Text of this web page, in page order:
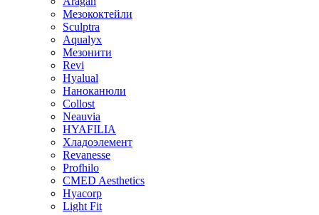
Мезококтейли
Sculptra
Aqualyx
Мезонити
Revi
Hyalual
Наноканюли
Collost
Neauvia
HYAFILIA
Хладоэлемент
Revanesse
Profhilo
CMED Aesthetics
Hyacorp
Light Fit